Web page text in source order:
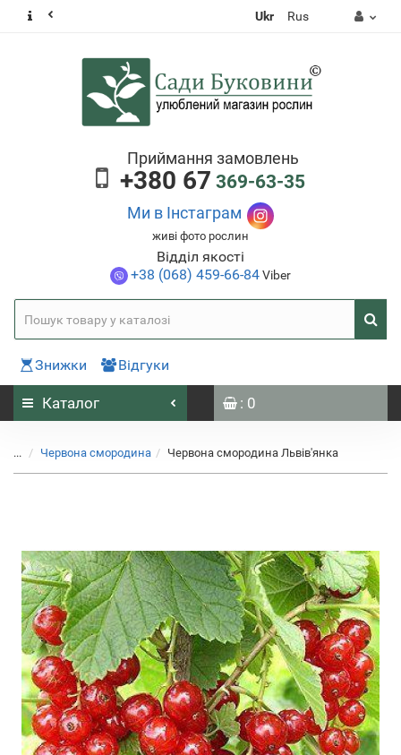
Ukr Rus
Приймання замовлень
+380 67 369-63-35
Ми в Інстаграм
живі фото рослин
Відділ якості
+38 (068) 459-66-84Viber
Знижки Відгуки
Каталог : 0
... Червона смородина Червона смородина Львів'янка